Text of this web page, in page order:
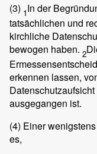
(3) 1In der
tatsächlichen und
kirchliche
bewogen haben. 2
erkennen lassen,
ausgegangen ist.
(4) Einer
es,